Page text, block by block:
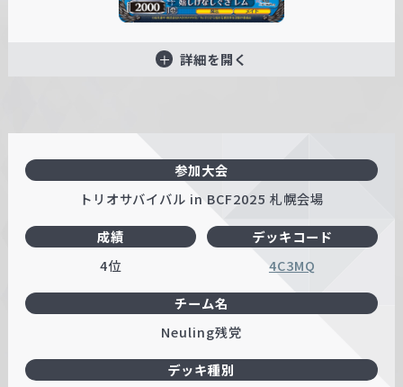
詳細を開く
参加大会
トリオサバイバル in BCF2025 札幌会場
成績
4位
デッキコード
4C3MQ
チーム名
Neuling残党
デッキ種別